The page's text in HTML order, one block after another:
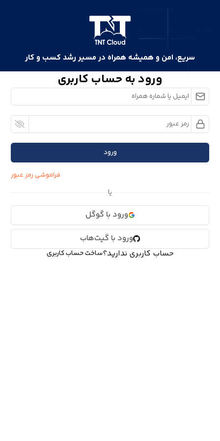
ورود به حساب کاربری
ورود
فراموشی رمز عبور
ورود با گوگل
ورود با گیت‌هاب
حساب کاربری ندارید؟ساخت حساب کاربری
سریع، امن و همیشه همراه در مسیر رشد کسب و کار